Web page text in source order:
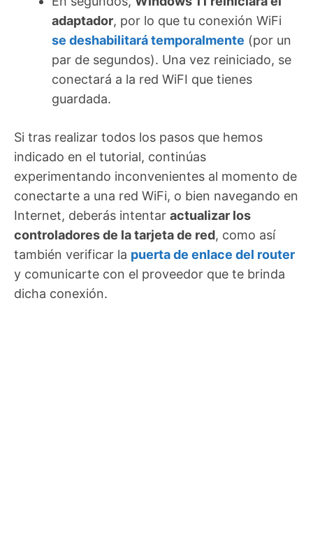
adaptador, por lo que tu conexión WiFi
se deshabilitará temporalmente (por un
par de segundos). Una vez reiniciado, se
conectará a la red WiFI que tienes
guardada.
Si tras realizar todos los pasos que hemos
indicado en el tutorial, continúas
experimentando inconvenientes al momento de
conectarte a una red WiFi, o bien navegando en
Internet, deberás intentar actualizar los
controladores de la tarjeta de red, como así
también verificar la puerta de enlace del router
y comunicarte con el proveedor que te brinda
dicha conexión.